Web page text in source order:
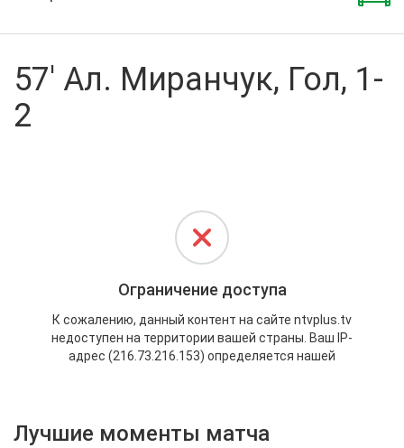
О сайте
Активировать промокод
57' Ал. Миранчук, Гол, 1-
2
Лучшие моменты матча